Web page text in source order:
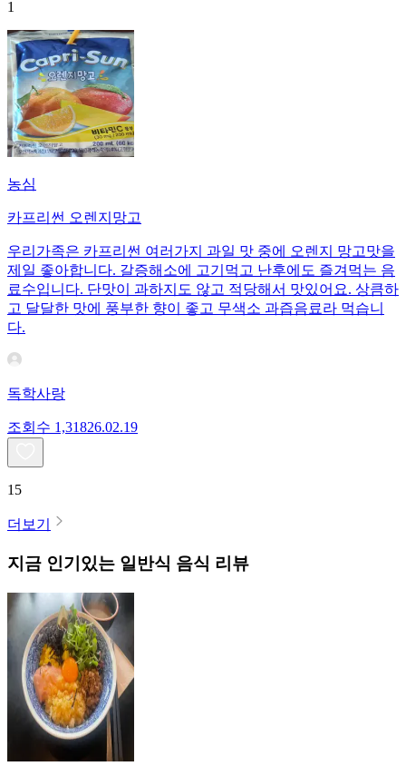
1
농심
카프리썬 오렌지망고
우리가족은 카프리썬 여러가지 과일 맛 중에 오렌지 망고맛을
제일 좋아합니다. 갈증해소에 고기먹고 난후에도 즐겨먹는 음
료수입니다. 단맛이 과하지도 않고 적당해서 맛있어요. 상큼하
고 달달한 맛에 풍부한 향이 좋고 무색소 과즙음료라 먹습니
다.
독학사랑
조회수 1,31826.02.19
15
더보기
지금 인기있는 일반식 음식 리뷰